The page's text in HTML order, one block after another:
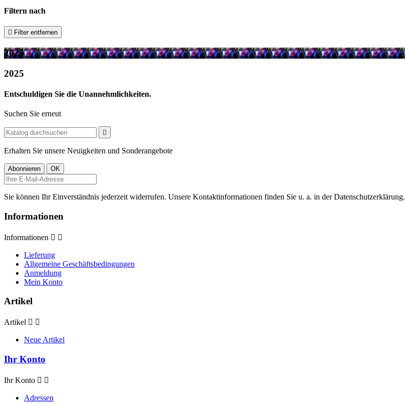
Filtern nach
 Filter entfernen
2025
2025
Entschuldigen Sie die Unannehmlichkeiten.
Suchen Sie erneut

Erhalten Sie unsere Neuigkeiten und Sonderangebote
Sie können Ihr Einverständnis jederzeit widerrufen. Unsere Kontaktinformationen finden Sie u. a. in der Datenschutzerklärung.
Informationen
Informationen  
Lieferung
Allgemeine Geschäftsbedingungen
Anmeldung
Mein Konto
Artikel
Artikel  
Neue Artikel
Ihr Konto
Ihr Konto  
Adressen